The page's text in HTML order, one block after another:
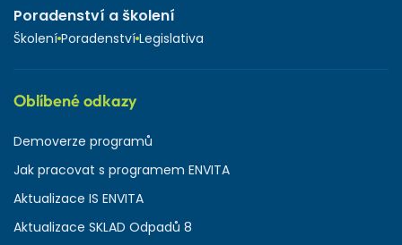
Poradenství a školení
Školení Poradenství Legislativa
Oblíbené odkazy
Demoverze programů
Jak pracovat s programem ENVITA
Aktualizace IS ENVITA
Aktualizace SKLAD Odpadů 8